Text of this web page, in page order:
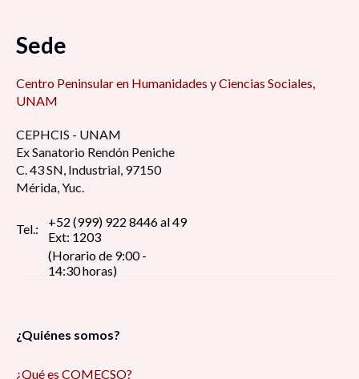
Sede
Centro Peninsular en Humanidades y Ciencias Sociales,
UNAM
CEPHCIS - UNAM
Ex Sanatorio Rendón Peniche
C. 43 SN, Industrial, 97150
Mérida, Yuc.
Tel.:
+52 (999) 922 8446 al 49
Ext: 1203
(Horario de 9:00 -
14:30 horas)
¿Quiénes somos?
¿Qué es COMECSO?